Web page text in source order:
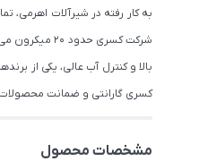
به کار رفته در شیرآلات
شرکت کسری
بالا و کنترل آب عالی، یکی از
کسری گارانتی و ضمانت محصولات خود را به 10 سال
مشخصات محصول